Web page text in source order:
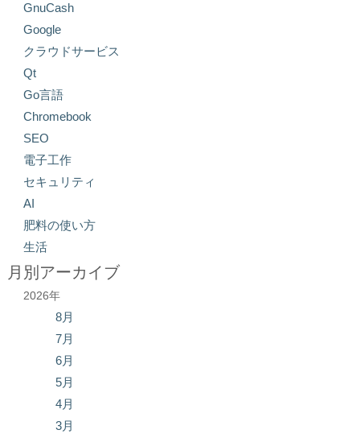
GnuCash
Google
クラウドサービス
Qt
Go言語
Chromebook
SEO
電子工作
セキュリティ
AI
肥料の使い方
生活
月別アーカイブ
2026年
8月
7月
6月
5月
4月
3月